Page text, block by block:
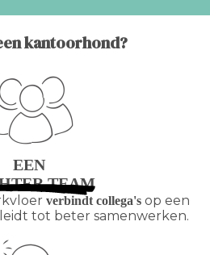
kantoorhond?
EEN
TEAM
verbindt collega's op een
tot beter samenwerken.